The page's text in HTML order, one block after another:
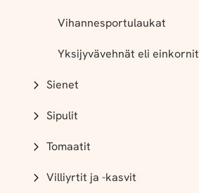
Vihannesportulaukat
Yksijyvävehnät eli einkornit
Sienet
Sipulit
Tomaatit
Villiyrtit ja -kasvit